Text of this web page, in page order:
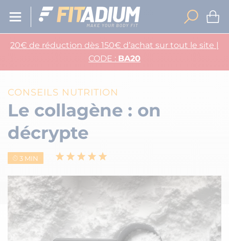
20€ de réduction dès 150€ d’achat sur tout le site |
CODE : BA20
CONSEILS NUTRITION
Le collagène : on
décrypte
3 MIN